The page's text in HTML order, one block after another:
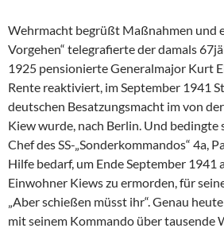
Wehrmacht begrüßt Maßnahmen und
Vorgehen“ telegrafierte der damals
1925 pensionierte Generalmajor Kurt
Rente reaktiviert, im September 1941
deutschen Besatzungsmacht im von
Kiew wurde, nach Berlin. Und bedingte
Chef des SS-„Sonderkommandos“ 4a,
Hilfe bedarf, um Ende September 1941
Einwohner Kiews zu ermorden, für
„Aber schießen müsst ihr“. Genau
mit seinem Kommando über tausende